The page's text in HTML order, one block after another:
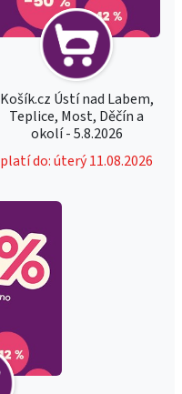
Košík.cz Ústí nad Labem,
Teplice, Most, Děčín a
okolí - 5.8.2026
platí do: úterý 11.08.2026